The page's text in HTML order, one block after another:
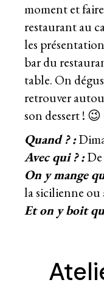
moment et
restaurant au
les
bar du
table. On
retrouver
son dessert ! 😉
Quand ? :
Avec qui ? :De
On y mange
la sicilienne ou
Et on y boit